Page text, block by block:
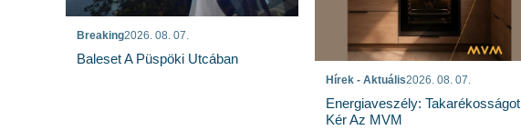
Breaking2026. 08. 07.
Baleset A Püspöki Utcában
Hírek - Aktuális2026. 08. 07.
Energiaveszély: Takarékosságot
Kér Az MVM